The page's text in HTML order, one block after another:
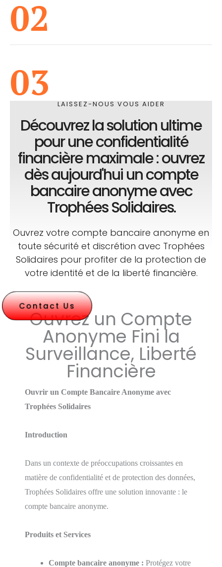
02
03
LAISSEZ-NOUS VOUS AIDER
Découvrez la solution ultime
pour une confidentialité
financière maximale : ouvrez
dès aujourd'hui un compte
bancaire anonyme avec
Trophées Solidaires.
Ouvrez votre compte bancaire anonyme en
toute sécurité et discrétion avec Trophées
Solidaires pour profiter de la protection de
votre identité et de la liberté financière.
Contact Us
Ouvrez un Compte
Anonyme Fini la
Surveillance, Liberté
Financière
Ouvrir un Compte Bancaire Anonyme avec
Trophées Solidaires
Introduction
Dans un contexte de préoccupations croissantes en
matière de confidentialité et de protection des données,
Trophées Solidaires offre une solution innovante : le
compte bancaire anonyme.
Produits et Services
Compte bancaire anonyme : Protégez votre